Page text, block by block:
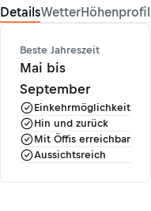
DetailsWetterHöhenprofil
Beste Jahreszeit
Mai bis
September
Einkehrmöglichkeit
Hin und zurück
Mit Öffis erreichbar
Aussichtsreich